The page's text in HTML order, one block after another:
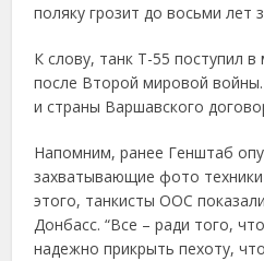
поляку грозит до восьми лет
К слову, танк Т-55 поступил
после Второй мировой
и страны Варшавского
Напомним, ранее Генштаб
захватывающие фото
этого, танкисты ООС
Донбасс. “Все – ради того,
надежно прикрыть пехоту,